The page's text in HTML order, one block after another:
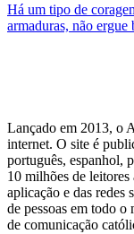
Há um tipo de
armaduras, não ergue
Lançado em 2013, o
internet. O site é
português, espanhol,
10 milhões de leitores
aplicação e das redes
de pessoas em todo
de comunicação